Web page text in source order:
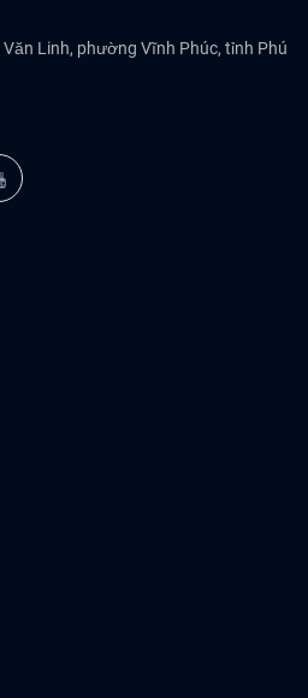
Linh, phường Vĩnh Phúc, tỉnh Phú